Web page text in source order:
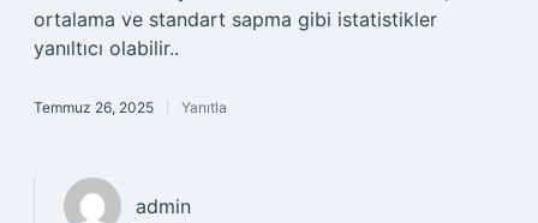
ortalama ve standart sapma gibi istatistikler
yanıltıcı olabilir..
Temmuz 26, 2025 Yanıtla
admin